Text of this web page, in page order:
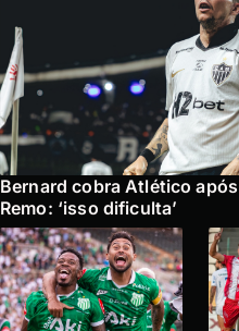
Bernard cobra Atlético
Remo: ‘isso dificulta’